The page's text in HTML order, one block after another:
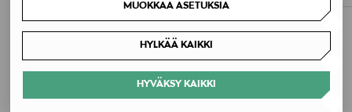
MUOKKAA ASETUKSIA
HYLKÄÄ KAIKKI
HYVÄKSY KAIKKI
Toteme AB, Engelbrektsgatan 5, 114 32 Stockholm,
Sweden
LISÄÄ KIINNOSTAVIA